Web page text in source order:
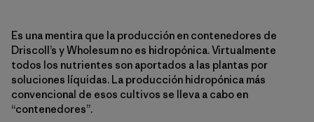
Es una mentira que la producción en contenedores de
Driscoll’s y Wholesum no es hidropónica. Virtualmente
todos los nutrientes son aportados a las plantas por
soluciones líquidas. La producción hidropónica más
convencional de esos cultivos se lleva a cabo en
“contenedores”.